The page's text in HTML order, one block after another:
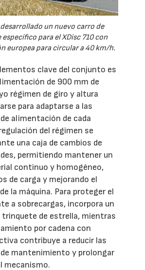
un nuevo carro de
para el XDisc 710 con
europea para circular a 40 km/h.
clave del conjunto es
de 900 mm de
régimen de giro y altura
para adaptarse a las
alimentación de cada
del régimen se
una caja de cambios de
permitiendo mantener un
continuo y homogéneo,
de carga y mejorando el
la máquina. Para proteger el
a sobrecargas, incorpora un
trinquete de estrella, mientras
por cadena con
contribuye a reducir las
mantenimiento y prolongar
mecanismo.